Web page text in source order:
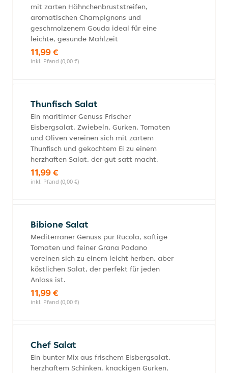
mit zarten Hähnchenbruststreifen,
aromatischen Champignons und
geschmolzenem Gouda ideal für eine
leichte, gesunde Mahlzeit
11,99 €
inkl. Pfand (0,00 €)
Thunfisch Salat
Ein maritimer Genuss Frischer
Eisbergsalat, Zwiebeln, Gurken, Tomaten
und Oliven vereinen sich mit zartem
Thunfisch und gekochtem Ei zu einem
herzhaften Salat, der gut satt macht.
11,99 €
inkl. Pfand (0,00 €)
Bibione Salat
Mediterraner Genuss pur Rucola, saftige
Tomaten und feiner Grana Padano
vereinen sich zu einem leicht herben, aber
köstlichen Salat, der perfekt für jeden
Anlass ist.
11,99 €
inkl. Pfand (0,00 €)
Chef Salat
Ein bunter Mix aus frischem Eisbergsalat,
herzhaftem Schinken, knackigen Gurken,